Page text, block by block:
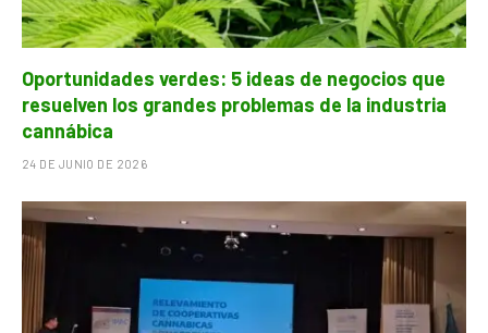
Oportunidades verdes: 5 ideas de negocios que
resuelven los grandes problemas de la industria
cannábica
24 DE JUNIO DE 2026